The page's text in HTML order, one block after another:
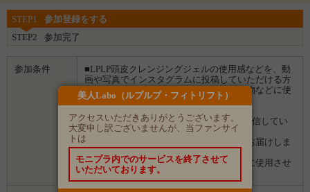
STEP1
参加登録をする
STEP2
参加完了
参加条件
■LPLP頭皮クレンジングジェルの使用感などを、動
画や写真でインスタグラムに投稿していただける方
・投稿された動画やお写真は、弊社販促物などに使
用させていただきます。
■商品を使った感想を、ハガキに書いて返信してい
ただける方
・返信用ハガキはモニター商品と一緒にお届けしま
・投稿されたハガキは、弊社販促物などに使用させ
ていただきます。
美人Labo（ルプルプ・フィトリフト）
アクセスいただきありがとうございます。
大変申し訳ございませんが、当ファンサイ
トは
モニプラ内でのサービスを終了させて
いただいております。